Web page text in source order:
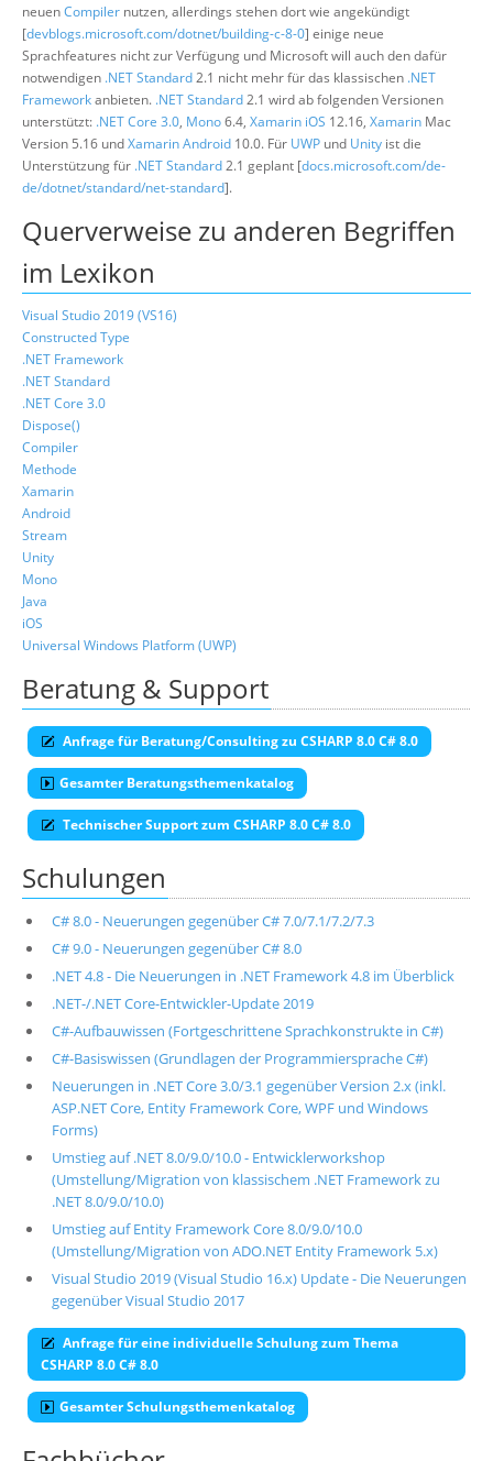
neuenCompiler nutzen, allerdings stehen dort wie angekündigt
[devblogs.microsoft.com/dotnet/building-c-8-0] einige neue
Sprachfeatures nicht zur Verfügung und Microsoft will auch den dafür
notwendigen .NET Standard2.1 nicht mehr für das klassischen .NET
Frameworkanbieten. .NET Standard2.1 wird ab folgenden Versionen
unterstützt: .NET Core 3.0, Mono6.4, Xamarin iOS 12.16, Xamarin Mac
Version 5.16 undXamarinAndroid 10.0. Für UWP und Unity ist die
Unterstützung für .NET Standard2.1 geplant [docs.microsoft.com/de-
de/dotnet/standard/net-standard].
Querverweise zu anderen Begriffen
im Lexikon
Visual Studio 2019 (VS16)
Constructed Type
.NET Framework
.NET Standard
.NET Core 3.0
Dispose()
Compiler
Methode
Xamarin
Android
Stream
Unity
Mono
Java
iOS
Universal Windows Platform (UWP)
Beratung & Support
Anfrage für Beratung/Consulting zu CSHARP 8.0 C# 8.0
Gesamter Beratungsthemenkatalog
Technischer Support zum CSHARP 8.0 C# 8.0
Schulungen
C# 8.0 - Neuerungen gegenüber C# 7.0/7.1/7.2/7.3
C# 9.0 - Neuerungen gegenüber C# 8.0
.NET 4.8 - Die Neuerungen in .NET Framework 4.8 im Überblick
.NET-/.NET Core-Entwickler-Update 2019
C#-Aufbauwissen (Fortgeschrittene Sprachkonstrukte in C#)
C#-Basiswissen (Grundlagen der Programmiersprache C#)
Neuerungen in .NET Core 3.0/3.1 gegenüber Version 2.x (inkl.
ASP.NET Core, Entity Framework Core, WPF und Windows
Forms)
Umstieg auf .NET 8.0/9.0/10.0 - Entwicklerworkshop
(Umstellung/Migration von klassischem .NET Framework zu
.NET 8.0/9.0/10.0)
Umstieg auf Entity Framework Core 8.0/9.0/10.0
(Umstellung/Migration von ADO.NET Entity Framework 5.x)
Visual Studio 2019 (Visual Studio 16.x) Update - Die Neuerungen
gegenüber Visual Studio 2017
Anfrage für eine individuelle Schulung zum Thema
CSHARP 8.0 C# 8.0
Gesamter Schulungsthemenkatalog